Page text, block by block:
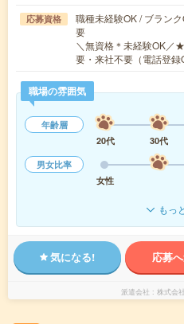
応募資格
職種未経験OK / ブラン
要
＼無資格＊未経験OK／
要・来社不要（電話登
職場の雰囲気
年齢層
20代
30代
男女比率
女性
もっ
気になる! 応募
派遣会社 株式会